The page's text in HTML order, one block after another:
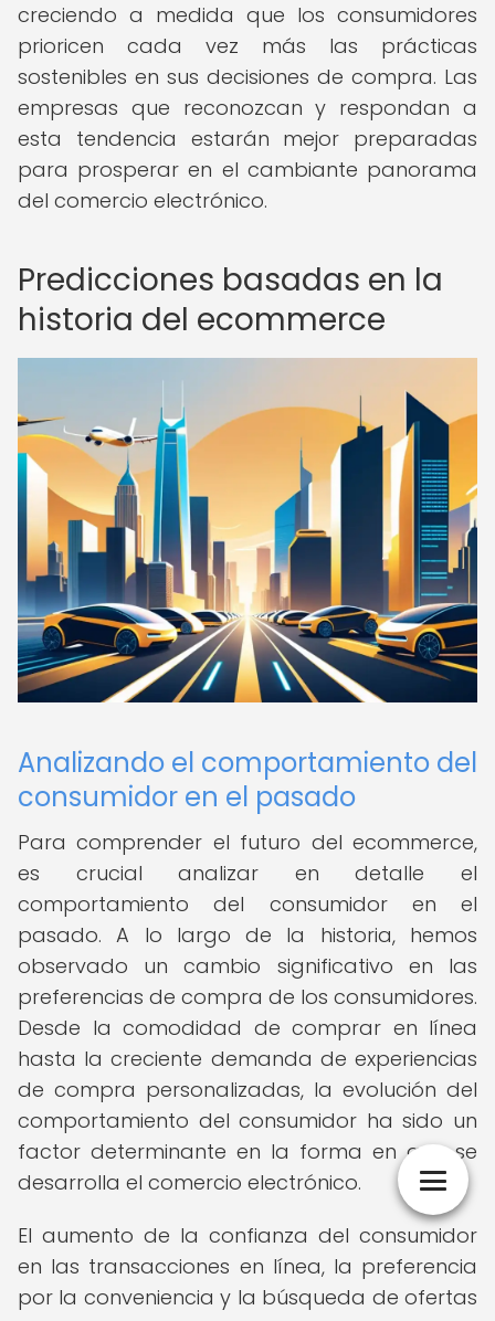
creciendo a medida que los consumidores
prioricen cada vez más las prácticas
sostenibles en sus decisiones de compra. Las
empresas que reconozcan y respondan a
esta tendencia estarán mejor preparadas
para prosperar en el cambiante panorama
del comercio electrónico.
Predicciones basadas en la
historia del ecommerce
Analizando el comportamiento del
consumidor en el pasado
Para comprender el futuro del ecommerce,
es crucial analizar en detalle el
comportamiento del consumidor en el
pasado. A lo largo de la historia, hemos
observado un cambio significativo en las
preferencias de compra de los consumidores.
Desde la comodidad de comprar en línea
hasta la creciente demanda de experiencias
de compra personalizadas, la evolución del
comportamiento del consumidor ha sido un
factor determinante en la forma en que se
desarrolla el comercio electrónico.
El aumento de la confianza del consumidor
en las transacciones en línea, la preferencia
por la conveniencia y la búsqueda de ofertas